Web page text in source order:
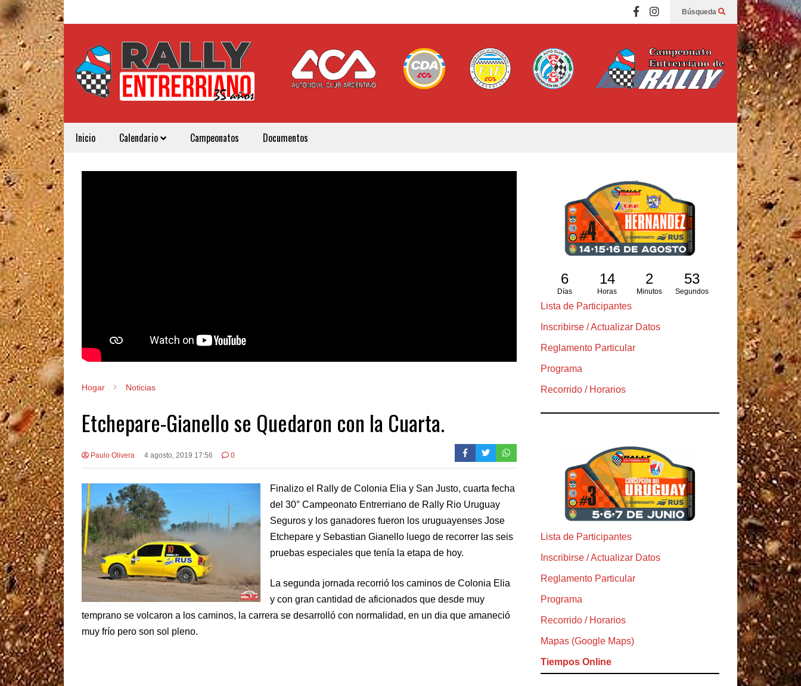
Búsqueda
Inicio Calendario Campeonatos Documentos
Hogar Noticias
Etchepare-Gianello se Quedaron con la Cuarta.
Paulo Olivera 4 agosto, 2019 17:56 0
Finalizo el Rally de Colonia Elia y San Justo, cuarta fecha
del 30° Campeonato Entrerriano de Rally Rio Uruguay
Seguros y los ganadores fueron los uruguayenses Jose
Etchepare y Sebastian Gianello luego de recorrer las seis
pruebas especiales que tenía la etapa de hoy.
La segunda jornada recorrió los caminos de Colonia Elia
y con gran cantidad de aficionados que desde muy
temprano se volcaron a los caminos, la carrera se desarrolló con normalidad, en un dia que amaneció
muy frío pero son sol pleno.
6
Días
14
Horas
2
Minutos
51
Segundos
Lista de Participantes
Inscribirse / Actualizar Datos
Reglamento Particular
Programa
Recorrido / Horarios
Lista de Participantes
Inscribirse / Actualizar Datos
Reglamento Particular
Programa
Recorrido / Horarios
Mapas (Google Maps)
Tiempos Online